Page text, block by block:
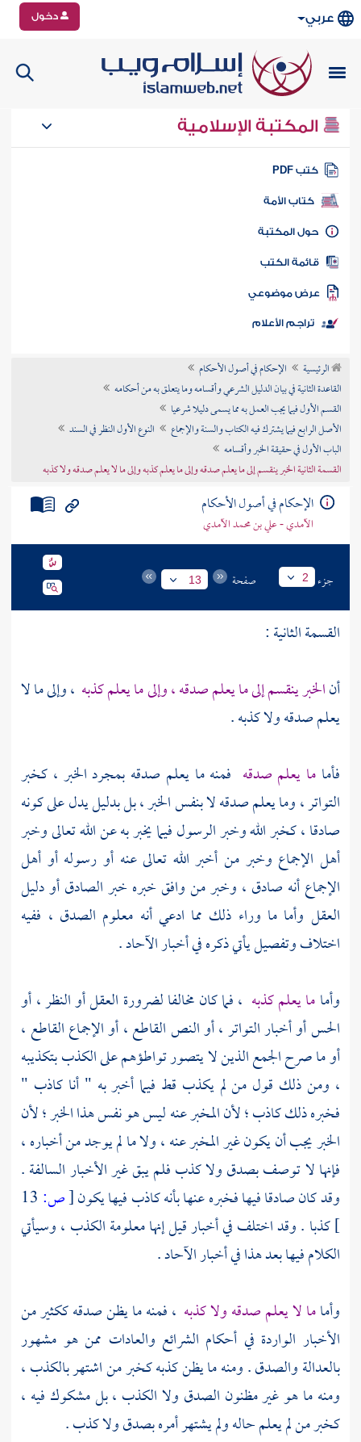
عربي دخول
المكتبة الإسلامية
كتب PDF
كتاب الأمة
المكتبة
الكتب
موضوعي
تراجم الأعلام
الرئيسية
الإحكام في أصول الأحكام
القاعدة الثانية في بيان الدليل الشرعي وأقسامه وما يتعلق به من أحكامه
القسم الأول فيما يجب العمل به مما يسمى دليلا شرعيا
الأصل الرابع فيما يشترك فيه الكتاب والسنة والإجماع
النوع الأول النظر في السند
الباب الأول في حقيقة الخبر وأقسامه
القسمة الثانية الخبر ينقسم إلى ما يعلم صدقه وإلى ما يعلم كذبه وإلى ما لا يعلم صدقه ولا كذبه
الإحكام في أصول الأحكام
الآمدي - علي بن محمد الآمدي
جزء 2 صفحة 13
القسمة الثانية :
أنالخبر ينقسم إلى ما يعلم صدقه ، وإلى ما يعلم كذبه ، وإلى ما لا
يعلم صدقه ولا كذبه .
فأما ما يعلم صدقه فمنه ما يعلم صدقه بمجرد الخبر ، كخبر
التواتر ، وما يعلم صدقه لا بنفس الخبر ، بل بدليل يدل على كونه
صادقا ، كخبر الله وخبر الرسول فيما يخبر به عن الله تعالى وخبر
أهل الإجماع وخبر من أخبر الله تعالى عنه أو رسوله أو أهل
الإجماع أنه صادق ، وخبر من وافق خبره خبر الصادق أو دليل
العقل وأما ما وراء ذلك مما ادعي أنه معلوم الصدق ، ففيه
اختلاف وتفصيل يأتي ذكره في أخبار الآحاد .
وأماما يعلم كذبه ، فما كان مخالفا لضرورة العقل أو النظر ، أو
الحس أو أخبار التواتر ، أو النص القاطع ، أو الإجماع القاطع ،
أو ما صرح الجمع الذين لا يتصور تواطؤهم على الكذب بتكذيبه
، ومن ذلك قول من لم يكذب قط فيما أخبر به " أنا كاذب "
فخبره ذلك كاذب ؛ لأن المخبر عنه ليس هو نفس هذا الخبر ؛ لأن
الخبر يجب أن يكون غير المخبر عنه ، ولا ما لم يوجد من أخباره ،
فإنها لا توصف بصدق ولا كذب فلم يبق غير الأخبار السالفة .
وقد كان صادقا فيها فخبره عنها بأنه كاذب فيها يكون[ص: 13
]كذبا . وقد اختلف في أخبار قيل إنها معلومة الكذب ، وسيأتي
الكلام فيها بعد هذا في أخبار الآحاد .
وأماما لا يعلم صدقه ولا كذبه ، فمنه ما يظن صدقه ككثير من
الأخبار الواردة في أحكام الشرائع والعادات ممن هو مشهور
بالعدالة والصدق . ومنه ما يظن كذبه كخبر من اشتهر بالكذب ،
ومنه ما هو غير مظنون الصدق ولا الكذب ، بل مشكوك فيه ،
كخبر من لم يعلم حاله ولم يشتهر أمره بصدق ولا كذب .